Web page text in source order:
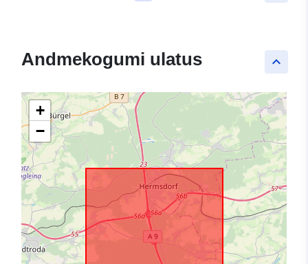
keyboard_arrow_up
Andmekogumi ulatus
+
−